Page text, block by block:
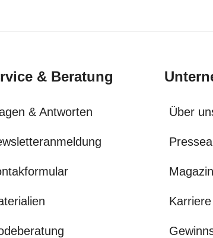
& Beratung
& Antworten Über
Magazin
Karriere